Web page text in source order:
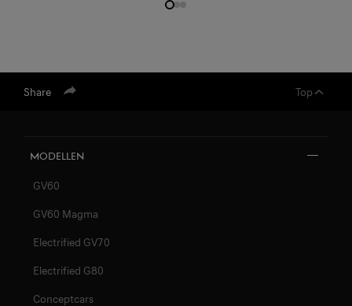
Share Top
Modellen
GV60
GV60 Magma
Electrified GV70
Electrified G80
Conceptcars